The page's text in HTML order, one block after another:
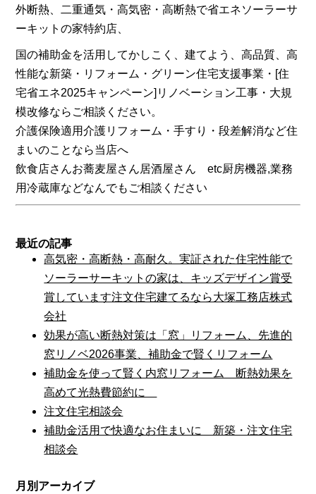
外断熱、二重通気・高気密・高断熱で省エネソーラーサ
ーキットの家特約店、
国の補助金を活用してかしこく、建てよう、高品質、高
性能な新築・リフォーム・グリーン住宅支援事業・[住
宅省エネ2025キャンペーン]リノベーション工事・大規
模改修ならご相談ください。
介護保険適用介護リフォーム・手すり・段差解消など住
まいのことなら当店へ
飲食店さんお蕎麦屋さん居酒屋さん etc厨房機器,業務
用冷蔵庫などなんでもご相談ください
最近の記事
高気密・高断熱・高耐久。実証された住宅性能で
ソーラーサーキットの家は、キッズデザイン賞受
賞しています注文住宅建てるなら大塚工務店株式
会社
効果が高い断熱対策は「窓」リフォーム、先進的
窓リノベ2026事業、補助金で賢くリフォーム
補助金を使って賢く内窓リフォーム 断熱効果を
高めて光熱費節約に
注文住宅相談会
補助金活用で快適なお住まいに 新築・注文住宅
相談会
月別アーカイブ